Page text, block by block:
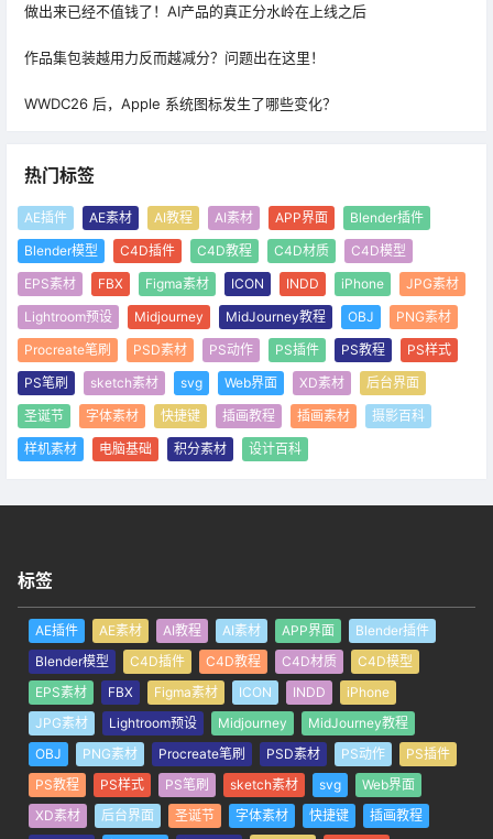
做出来已经不值钱了！AI产品的真正分水岭在上线之后
作品集包装越用力反而越减分？问题出在这里！
WWDC26 后，Apple 系统图标发生了哪些变化？
热门标签
AE插件 AE素材 AI教程 AI素材 APP界面
Blender插件
Blender模型
C4D插件 C4D教程 C4D材质
C4D模型
EPS素材
FBX Figma素材 ICON INDD iPhone
JPG素材
Lightroom预设
Midjourney MidJourney教程 OBJ
PNG素材
Procreate笔刷
PSD素材 PS动作 PS插件 PS教程
PS样式
PS笔刷
sketch素材 svg Web界面 XD素材
后台界面
圣诞节
字体素材 快捷键 插画教程 插画素材
摄影百科
样机素材
电脑基础 积分素材 设计百科
标签
AE插件 AE素材 AI教程 AI素材 APP界面
Blender插件
Blender模型
C4D插件 C4D教程 C4D材质
C4D模型
EPS素材
FBX Figma素材 ICON INDD
iPhone
JPG素材
Lightroom预设 Midjourney
MidJourney教程
OBJ
PNG素材 Procreate笔刷 PSD素材 PS动作
PS插件
PS教程
PS样式 PS笔刷 sketch素材 svg
Web界面
XD素材
后台界面 圣诞节 字体素材 快捷键
插画教程